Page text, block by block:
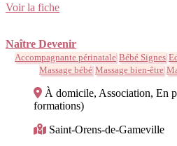
Voir la fiche
Naître Devenir
Accompagnante périnatale Bébé Signes
Massage bébé Massage bien-être
À domicile, Association, En
formations)
Saint-Orens-de-Gameville